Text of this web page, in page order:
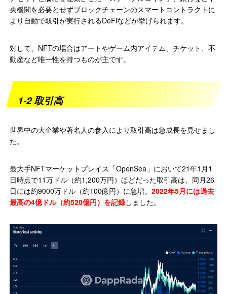
央機関を必要とせずブロックチェーンのスマートコントラクトに
より自動で取引が実行されるDeFiなどが挙げられます。
対して、NFTの場合はアートやゲーム内アイテム、チケット、不
動産など唯一性を持つものが主です。
1-2 取引高
世界中の大企業や著名人の参入により取引高は急成長を見せまし
た。
最大手NFTマーケットプレイス「OpenSea」において21年1月1
日時点で11万ドル（約1,200万円）ほどだった取引高は、同月26
日には約9000万ドル（約100億円）に急増。2022年5月には過去
最高の4億ドル（約520億円）を記録しました。